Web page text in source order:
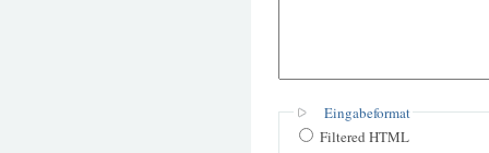
Eingabeformat
Filtered HTML